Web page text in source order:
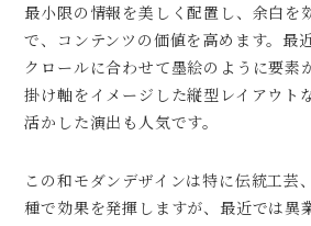
最小限の情報を美しく配置し、余白を
で、コンテンツの価値を高めます。最
クロールに合わせて墨絵のように要素
掛け軸をイメージした縦型レイアウト
活かした演出も人気です。
この和モダンデザインは特に伝統工芸
種で効果を発揮しますが、最近では異